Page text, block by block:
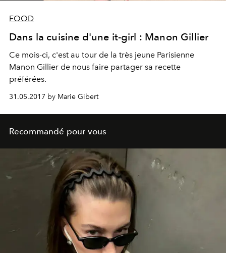
FOOD
Dans la cuisine d'une it-girl : Manon Gillier
Ce mois-ci, c'est au tour de la très jeune Parisienne
Manon Gillier de nous faire partager sa recette
préférées.
31.05.2017 by Marie Gibert
Recommandé pour vous